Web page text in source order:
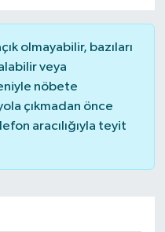
olmayabilir, bazıları
veya
nöbete
çıkmadan önce
aracılığıyla teyit